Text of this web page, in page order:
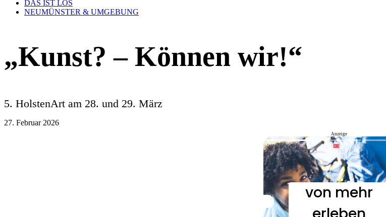
DAS IST LOS
NEUMÜNSTER & UMGEBUNG
„Kunst? – Können wir!“
5. HolstenArt am 28. und 29. März
27. Februar 2026
Anzeige